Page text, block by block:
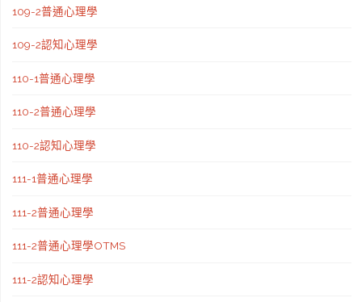
109-2普通心理學
109-2認知心理學
110-1普通心理學
110-2普通心理學
110-2認知心理學
111-1普通心理學
111-2普通心理學
111-2普通心理學OTMS
111-2認知心理學